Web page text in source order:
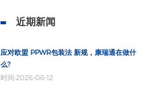
近期新闻
应对欧盟 PPWR包装法 新规，康瑞通在做什
么?
时间:2026-06-12